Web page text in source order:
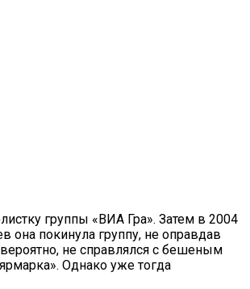
группы «ВИА Гра». Затем в 2004
она покинула группу, не оправдав
не справлялся с бешеным
Однако уже тогда